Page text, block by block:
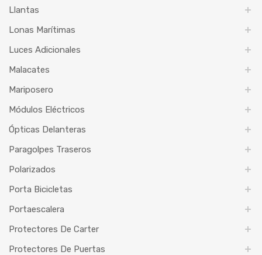
Llantas
Lonas Marítimas
Luces Adicionales
Malacates
Mariposero
Módulos Eléctricos
Ópticas Delanteras
Paragolpes Traseros
Polarizados
Porta Bicicletas
Portaescalera
Protectores De Carter
Protectores De Puertas